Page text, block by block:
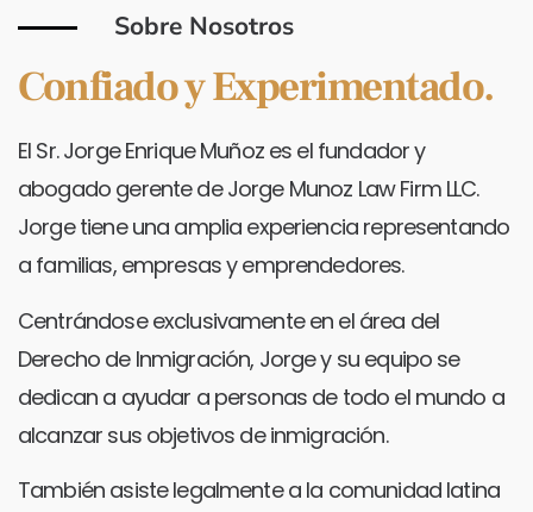
Sobre Nosotros
Confiado y Experimentado.
El Sr. Jorge Enrique Muñoz es el fundador y
abogado gerente de Jorge Munoz Law Firm LLC.
Jorge tiene una amplia experiencia representando
a familias, empresas y emprendedores.
Centrándose exclusivamente en el área del
Derecho de Inmigración, Jorge y su equipo se
dedican a ayudar a personas de todo el mundo a
alcanzar sus objetivos de inmigración.
También asiste legalmente a la comunidad latina